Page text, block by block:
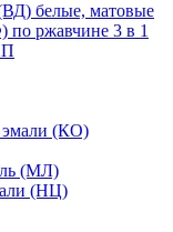
белые, матовые
по ржавчине 3 в 1
эмали (КО)
(МЛ)
(НЦ)